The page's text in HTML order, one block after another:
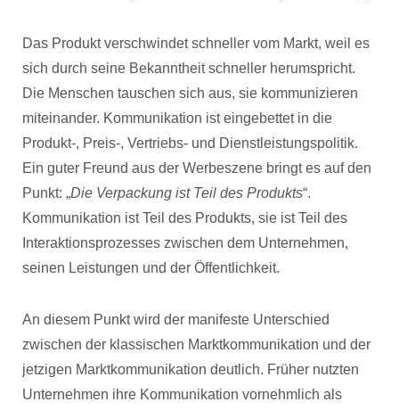
Das Produkt verschwindet schneller vom Markt, weil es
sich durch seine Bekanntheit schneller herumspricht.
Die Menschen tauschen sich aus, sie kommunizieren
miteinander. Kommunikation ist eingebettet in die
Produkt-, Preis-, Vertriebs- und Dienstleistungspolitik.
Ein guter Freund aus der Werbeszene bringt es auf den
Punkt: „Die Verpackung ist Teil des Produkts“.
Kommunikation ist Teil des Produkts, sie ist Teil des
Interaktionsprozesses zwischen dem Unternehmen,
seinen Leistungen und der Öffentlichkeit.
An diesem Punkt wird der manifeste Unterschied
zwischen der klassischen Marktkommunikation und der
jetzigen Marktkommunikation deutlich. Früher nutzten
Unternehmen ihre Kommunikation vornehmlich als